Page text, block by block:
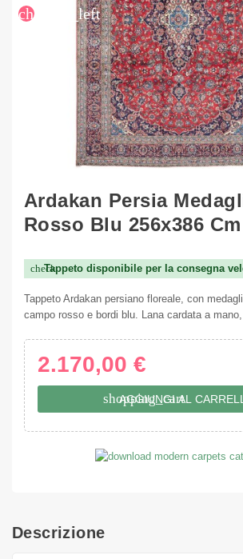
chevron_left
Ardakan Persia
Rosso Blu 256x386 Cm
check
Tappeto disponibile per la consegna
Tappeto Ardakan persiano floreale, con
campo rosso e bordi blu. Lana cardata a
2.170,00 €
shopping_cart
AGGIUNGI AL
Descrizione